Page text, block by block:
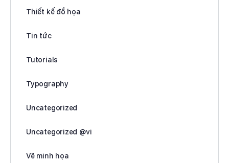
Thiết kế đồ họa
Tin tức
Tutorials
Typography
Uncategorized
Uncategorized @vi
Vẽ minh họa